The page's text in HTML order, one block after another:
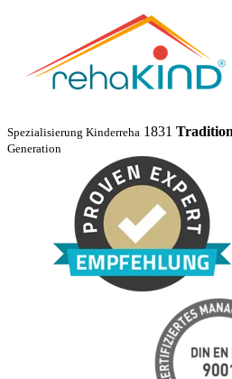
Spezialisierung Kinderreha 1831
Generation
(öffnet neues